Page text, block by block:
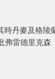
丹麥及格陵
雷德里克森